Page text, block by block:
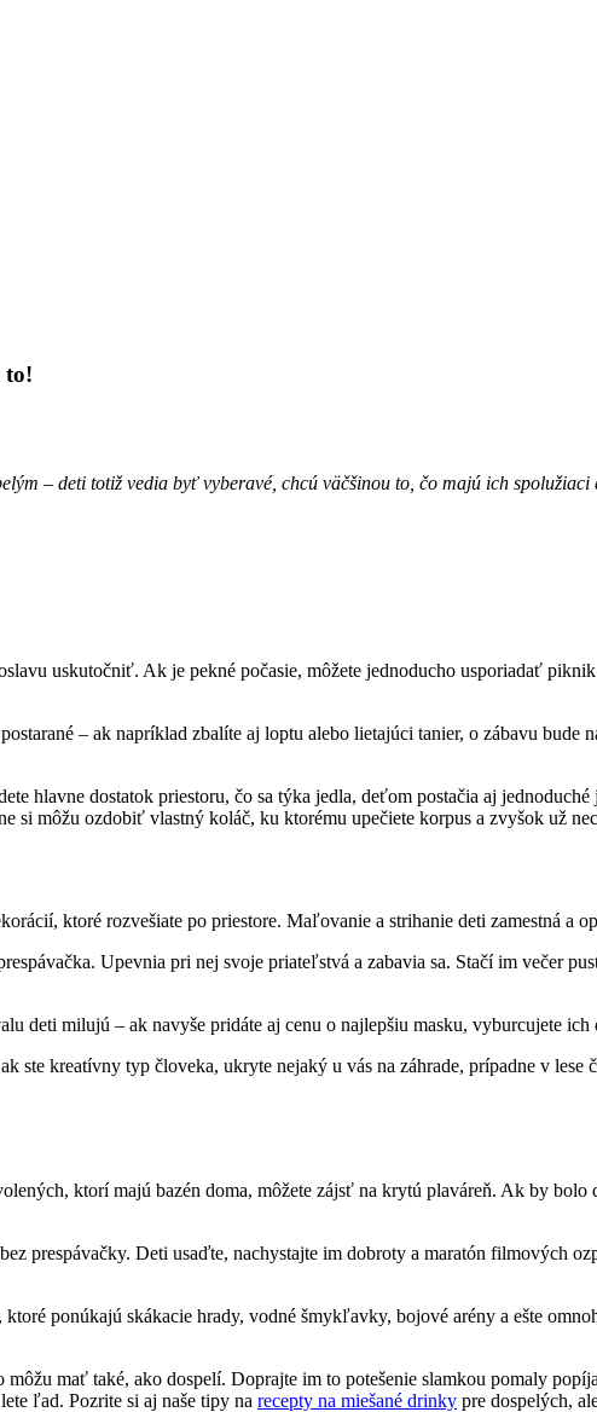
to!
– deti totiž vedia byť vyberavé, chcú väčšinou to, čo majú ich
uskutočniť. Ak je pekné počasie, môžete jednoducho usporiadať
– ak napríklad zbalíte aj loptu alebo lietajúci tanier, o zábavu bude
hlavne dostatok priestoru, čo sa týka jedla, deťom postačia aj
si môžu ozdobiť vlastný koláč, ku ktorému upečiete korpus a zvyšok už
ktoré rozvešiate po priestore. Maľovanie a strihanie deti zamestná a
Upevnia pri nej svoje priateľstvá a zabavia sa. Stačí im večer
deti milujú – ak navyše pridáte aj cenu o najlepšiu masku, vyburcujete
ste kreatívny typ človeka, ukryte nejaký u vás na záhrade, prípadne v
ktorí majú bazén doma, môžete zájsť na krytú plaváreň. Ak by
prespávačky. Deti usaďte, nachystajte im dobroty a maratón filmových
ponúkajú skákacie hrady, vodné šmykľavky, bojové arény a ešte
mať také, ako dospelí. Doprajte im to potešenie slamkou pomaly
ľad. Pozrite si aj naše tipy na recepty na miešané drinky pre dospelých,